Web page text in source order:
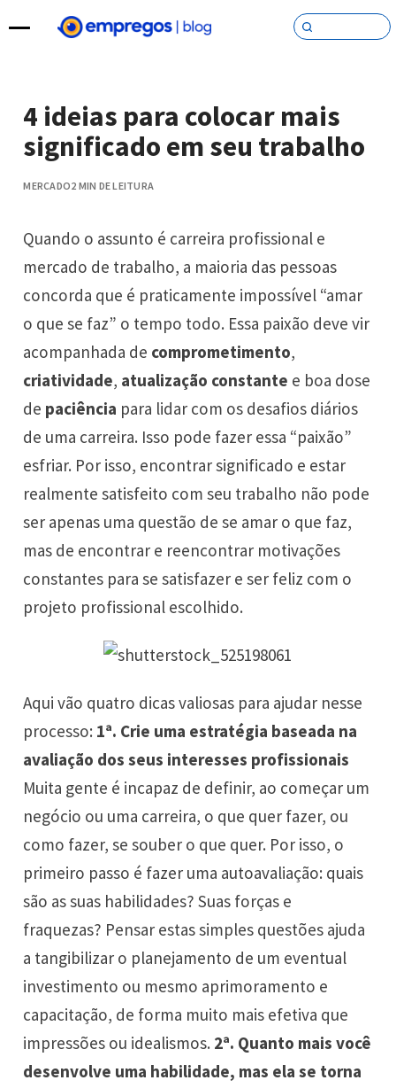
Pular para o conteúdo
4 ideias para colocar mais
significado em seu trabalho
MERCADO2 MIN DE LEITURA
Quando o assunto é carreira profissional e
mercado de trabalho, a maioria das pessoas
concorda que é praticamente impossível “amar
o que se faz” o tempo todo. Essa paixão deve vir
acompanhada de comprometimento,
criatividade, atualização constante e boa dose
de paciência para lidar com os desafios diários
de uma carreira. Isso pode fazer essa “paixão”
esfriar. Por isso, encontrar significado e estar
realmente satisfeito com seu trabalho não pode
ser apenas uma questão de se amar o que faz,
mas de encontrar e reencontrar motivações
constantes para se satisfazer e ser feliz com o
projeto profissional escolhido.
Aqui vão quatro dicas valiosas para ajudar nesse
processo: 1ª. Crie uma estratégia baseada na
avaliação dos seus interesses profissionais
Muita gente é incapaz de definir, ao começar um
negócio ou uma carreira, o que quer fazer, ou
como fazer, se souber o que quer. Por isso, o
primeiro passo é fazer uma autoavaliação: quais
são as suas habilidades? Suas forças e
fraquezas? Pensar estas simples questões ajuda
a tangibilizar o planejamento de um eventual
investimento ou mesmo aprimoramento e
capacitação, de forma muito mais efetiva que
impressões ou idealismos. 2ª. Quanto mais você
desenvolve uma habilidade, mas ela se torna